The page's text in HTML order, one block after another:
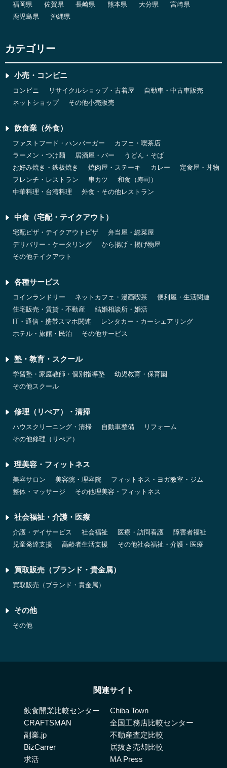
福岡県 佐賀県 長崎県 熊本県 大分県
宮崎県
鹿児島県
沖縄県
カテゴリー
小売・コンビニ
コンビニ リサイクルショップ・古着屋
自動車・中古車販売
ネットショップ
その他小売販売
飲食業（外食）
ファストフード・ハンバーガー
カフェ・喫茶店
ラーメン・つけ麺
居酒屋・バー
うどん・そば
お好み焼き・鉄板焼き
焼肉屋・ステーキ カレー
定食屋・丼物
フレンチ・レストラン
串カツ
和食（寿司）
中華料理・台湾料理
外食・その他レストラン
中食（宅配・テイクアウト）
宅配ピザ・テイクアウトピザ
弁当屋・総菜屋
デリバリー・ケータリング
から揚げ・揚げ物屋
その他テイクアウト
各種サービス
コインランドリー ネットカフェ・漫画喫茶
便利屋・生活関連
住宅販売・賃貸・不動産
結婚相談所・婚活
IT・通信・携帯スマホ関連
レンタカー・カーシェアリング
ホテル・旅館・民泊
その他サービス
塾・教育・スクール
学習塾・家庭教師・個別指導塾
幼児教育・保育園
その他スクール
修理（リぺア）・清掃
ハウスクリーニング・清掃 自動車整備
リフォーム
その他修理（リぺア）
理美容・フィットネス
美容サロン 美容院・理容院
フィットネス・ヨガ教室・ジム
整体・マッサージ
その他理美容・フィットネス
社会福祉・介護・医療
介護・デイサービス 社会福祉 医療・訪問看護
障害者福祉
児童発達支援
高齢者生活支援 その他社会福祉・介護・医療
買取販売（ブランド・貴金属）
買取販売（ブランド・貴金属）
その他
その他
関連サイト
飲食開業比較センター
CRAFTSMAN
副業.jp
BizCarrer
求活
Chiba Town
全国工務店比較センター
不動産査定比較
居抜き売却比較
MA Press